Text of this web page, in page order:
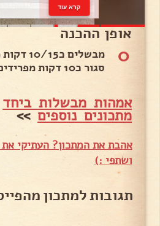
קרא עוד
אופן ההכנה
0
מבשלים
סגור כ10 דקות מפרידים במזלג.
אמהות מבשלות ביחד
מתכונים נוספים>>
אהבת את המתכון? העתיקי
ושתפי :)
תגובות למתכון